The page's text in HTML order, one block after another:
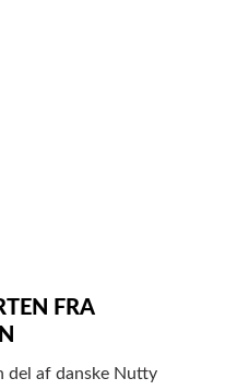
FRA
del af danske Nutty